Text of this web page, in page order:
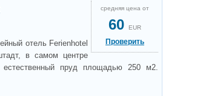
средняя цена от
60 EUR
Проверить
отель Ferienhotel
в самом центре
пруд площадью 250 м2.